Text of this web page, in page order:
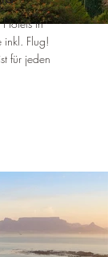
in
inkl. Flug!
für jeden